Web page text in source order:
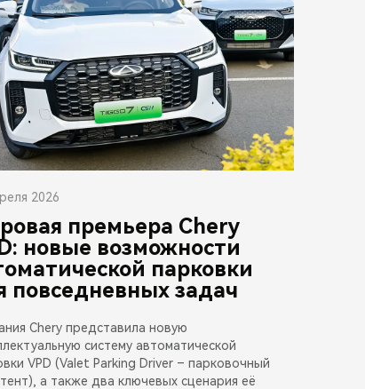
2026
премьера Chery
новые возможности
парковки
повседневных задач
Chery представила новую
систему автоматической
VPD (Valet Parking Driver – парковочный
а также два ключевых сценария её